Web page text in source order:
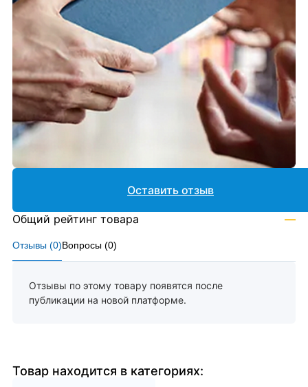
Отзывы (0)Вопросы (0)
Отзывы по этому товару появятся после
публикации на новой платформе.
Оставить отзыв
Общий рейтинг товара —
Товар находится в категориях: